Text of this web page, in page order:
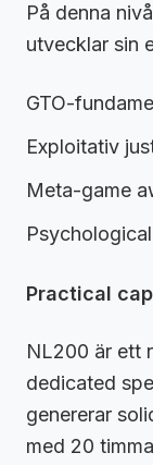
På denna
utvecklar sin
GTO-
Exploitativ
Meta-game
Practical
NL200 är ett
dedicated
genererar
med 20